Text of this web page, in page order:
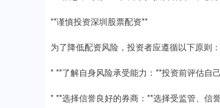
**谨慎投资深圳股票配资**
为了降低配资风险，投资者应遵循以下原则：
* **了解自身风险承受能力：**投资前评估自
* **选择信誉良好的券商：**选择受监管、信